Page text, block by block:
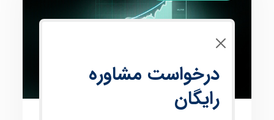
درخواست مشاوره
رایگان